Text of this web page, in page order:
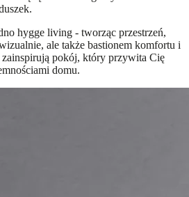
hygge living - tworząc przestrzeń,
ale także bastionem komfortu i
pokój, który przywita Cię
domu.